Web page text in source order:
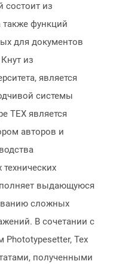
состоит из
также функций
для документов
из
является
системы
TEX является
авторов и
выдающуюся
сложных
В сочетании с
Tex
полученными